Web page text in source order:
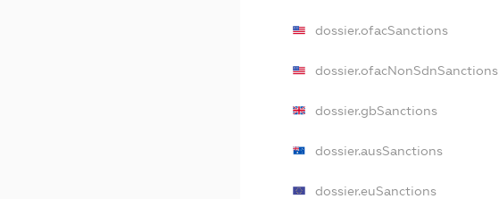
dossier.ofacSanctions
dossier.ofacNonSdnSanctions
dossier.gbSanctions
dossier.ausSanctions
dossier.euSanctions